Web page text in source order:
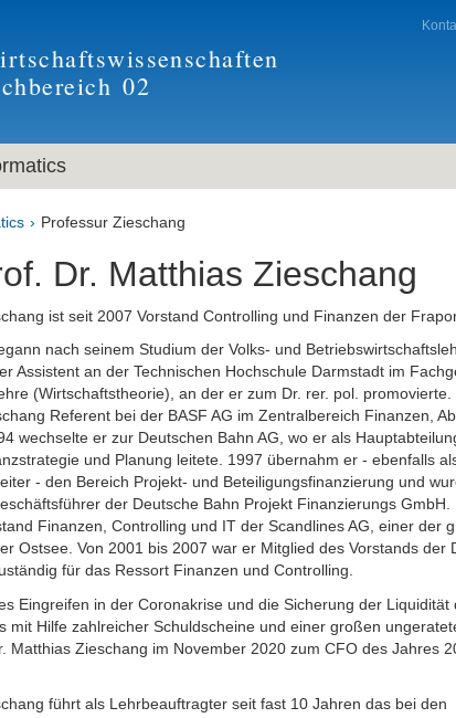
02
Professur Zieschang
Dr. Matthias Zieschang
ist seit 2007 Vorstand Controlling und Finanzen der
nach seinem Studium der Volks- und
Assistent an der Technischen Hochschule Darmstadt im
(Wirtschaftstheorie), an der er zum Dr. rer. pol. promovierte.
Referent bei der BASF AG im Zentralbereich Finanzen,
wechselte er zur Deutschen Bahn AG, wo er als
und Planung leitete. 1997 übernahm er - ebenfalls
- den Bereich Projekt- und Beteiligungsfinanzierung und
der Deutsche Bahn Projekt Finanzierungs GmbH.
Finanzen, Controlling und IT der Scandlines AG, einer der
Ostsee. Von 2001 bis 2007 war er Mitglied des Vorstands der
für das Ressort Finanzen und Controlling.
Eingreifen in der Coronakrise und die Sicherung der Liquidität
mit Hilfe zahlreicher Schuldscheine und einer großen
Matthias Zieschang im November 2020 zum CFO des Jahres
führt als Lehrbeauftragter seit fast 10 Jahren das bei den